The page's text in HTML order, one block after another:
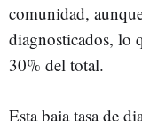
comunidad,
diagnosticados, lo
30% del total.
Esta baja tasa de